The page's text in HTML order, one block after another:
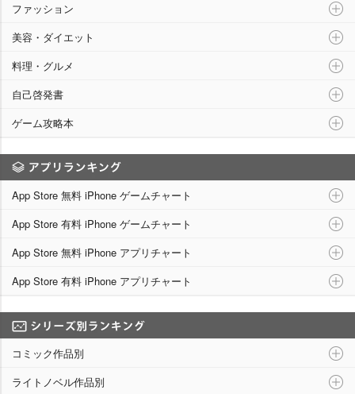
ファッション
美容・ダイエット
料理・グルメ
自己啓発書
ゲーム攻略本
App Store 無料 iPhone ゲームチャート
App Store 有料 iPhone ゲームチャート
App Store 無料 iPhone アプリチャート
App Store 有料 iPhone アプリチャート
コミック作品別
ライトノベル作品別